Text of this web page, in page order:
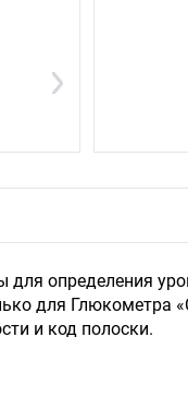
для определения
для Глюкометра
и код полоски.